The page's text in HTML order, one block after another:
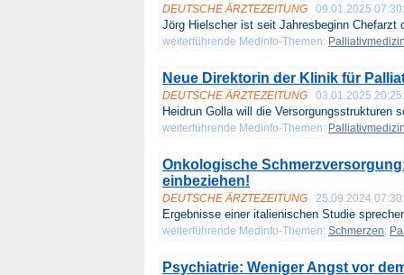
DEUTSCHE ÄRZTEZEITUNG 09.01.2025
Jörg Hielscher ist seit Jahresbeginn Chefarzt
weiterführende Medinfo-Themen:
Neue Direktorin der Klinik für
DEUTSCHE ÄRZTEZEITUNG 03.01.2025
Heidrun Golla will die Versorgungsstrukturen
weiterführende Medinfo-Themen:
Onkologische
einbeziehen!
DEUTSCHE ÄRZTEZEITUNG 25.09.2024
Ergebnisse einer italienischen Studie
weiterführende Medinfo-Themen: Schmerzen;
Psychiatrie: Weniger Angst vor